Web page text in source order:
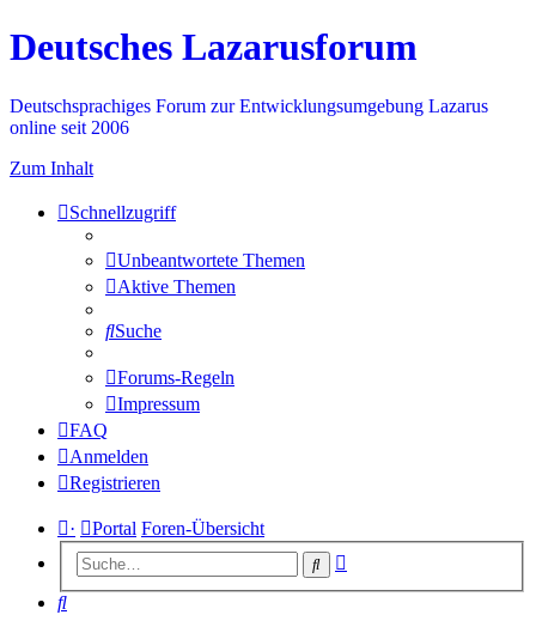
Deutsches Lazarusforum
Deutschsprachiges Forum zur Entwicklungsumgebung Lazarus
online seit 2006
Zum Inhalt
Schnellzugriff
Unbeantwortete Themen
Aktive Themen
Suche
Forums-Regeln
Impressum
FAQ
Anmelden
Registrieren
· Portal Foren-Übersicht
Suche
Suche